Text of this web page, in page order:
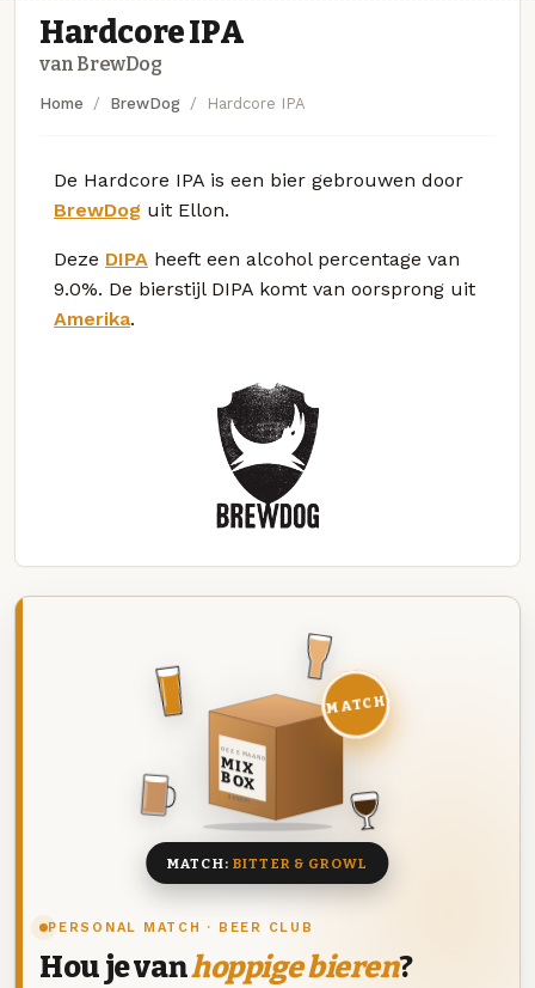
Hardcore IPA
van BrewDog
Home BrewDog Hardcore IPA
De Hardcore IPA is een bier gebrouwen door
BrewDog uit Ellon.
Deze DIPA heeft een alcohol percentage van
9.0%. De bierstijl DIPA komt van oorsprong uit
Amerika.
PERSONAL MATCH · BEER CLUB
Hou je vanhoppige bieren?
DEZE MAAND
MIX
BOX
8 BIEREN
MATCH
MATCH: BITTER & GROWL